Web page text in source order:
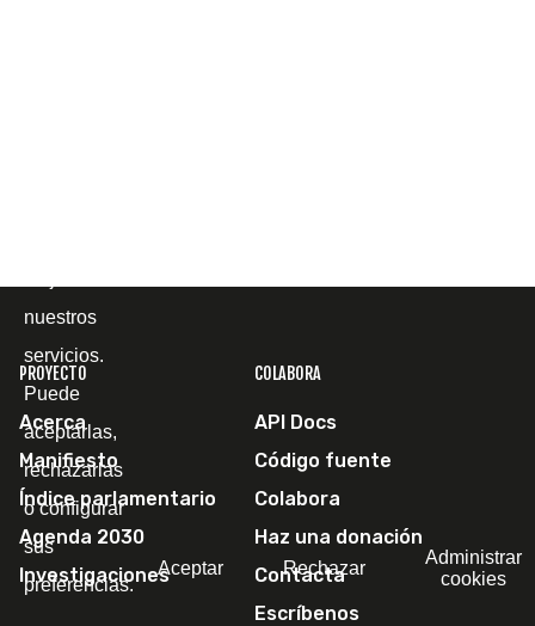
PROYECTO
Acerca
Manifiesto
Índice parlamentario
Agenda 2030
Investigaciones
COLABORA
API Docs
Código fuente
Colabora
Haz una donación
Contacta
Escríbenos
nuestros
servicios.
Puede
aceptarlas,
rechazarlas
o configurar
sus
preferencias.
Aceptar Rechazar
Administrar
cookies